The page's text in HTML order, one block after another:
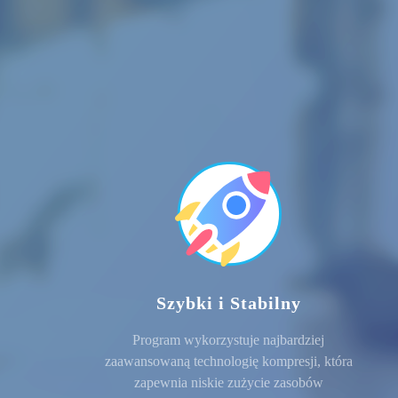
Szybki i Stabilny
Program wykorzystuje najbardziej
zaawansowaną technologię kompresji, która
zapewnia niskie zużycie zasobów